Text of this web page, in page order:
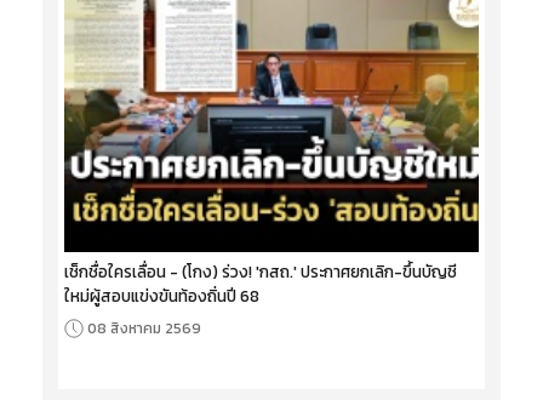
เช็กชื่อใครเลื่อน - (โกง) ร่วง! 'กสถ.' ประกาศยกเลิก-ขึ้นบัญชี
ใหม่ผู้สอบแข่งขันท้องถิ่นปี 68
08 สิงหาคม 2569